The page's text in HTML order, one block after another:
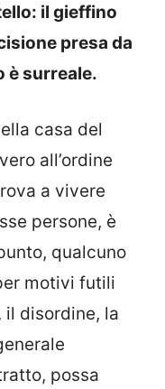
il gieffino
presa da
è surreale.
casa del
all’ordine
a vivere
persone, è
qualcuno
motivi futili
il disordine, la
possa